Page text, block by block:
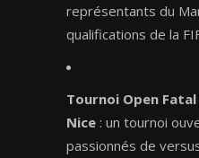
représentants du
qualifications de la
Tournoi Open Fatal
Nice : un tournoi
passionnés de